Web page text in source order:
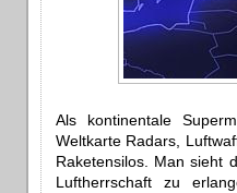
Als kontinentale
Weltkarte Radars,
Raketensilos. Man sieht
Luftherrschaft zu